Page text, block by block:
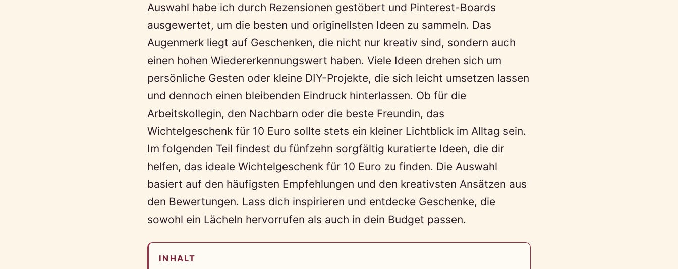
Auswahl habe ich durch Rezensionen gestöbert und Pinterest-Boards
ausgewertet, um die besten und originellsten Ideen zu sammeln. Das
Augenmerk liegt auf Geschenken, die nicht nur kreativ sind, sondern auch
einen hohen Wiedererkennungswert haben. Viele Ideen drehen sich um
persönliche Gesten oder kleine DIY-Projekte, die sich leicht umsetzen lassen
und dennoch einen bleibenden Eindruck hinterlassen. Ob für die
Arbeitskollegin, den Nachbarn oder die beste Freundin, das
Wichtelgeschenk für 10 Euro sollte stets ein kleiner Lichtblick im Alltag sein.
Im folgenden Teil findest du fünfzehn sorgfältig kuratierte Ideen, die dir
helfen, das ideale Wichtelgeschenk für 10 Euro zu finden. Die Auswahl
basiert auf den häufigsten Empfehlungen und den kreativsten Ansätzen aus
den Bewertungen. Lass dich inspirieren und entdecke Geschenke, die
sowohl ein Lächeln hervorrufen als auch in dein Budget passen.
INHALT